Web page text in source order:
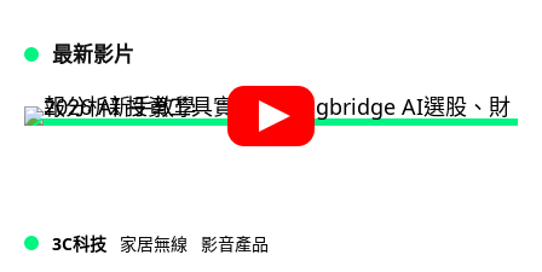
最新影片
3C科技 家居無線 影音產品